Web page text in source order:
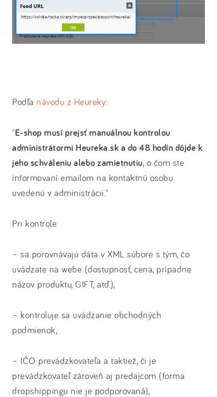
Podľa návodu z Heureky:
"E-shop musí prejsť manuálnou kontrolou
administrátormi Heureka.sk a do 48 hodín dôjde k
jeho schváleniu alebo zamietnutiu, o čom ste
informovaní emailom na kontaktnú osobu
uvedenú v administrácii."
Pri kontrole:
– sa porovnávajú dáta v XML súbore s tým, čo
uvádzate na webe (dostupnosť, cena, prípadne
názov produktu, GIFT, atď.),
– kontroluje sa uvádzanie obchodných
podmienok,
– IČO prevádzkovateľa a taktiež, či je
prevádzkovateľ zároveň aj predajcom (forma
dropshippingu nie je podporovaná),